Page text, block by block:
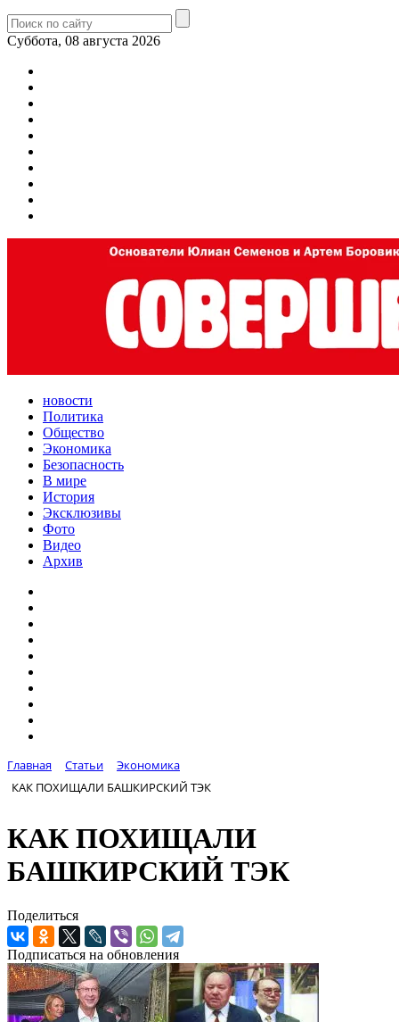
Суббота, 08 августа 2026
новости
Политика
Общество
Экономика
Безопасность
В мире
История
Эксклюзивы
Фото
Видео
Архив
Главная Статьи
Экономика
КАК ПОХИЩАЛИ БАШКИРСКИЙ ТЭК
КАК ПОХИЩАЛИ
БАШКИРСКИЙ ТЭК
Поделиться
Подписаться на обновления